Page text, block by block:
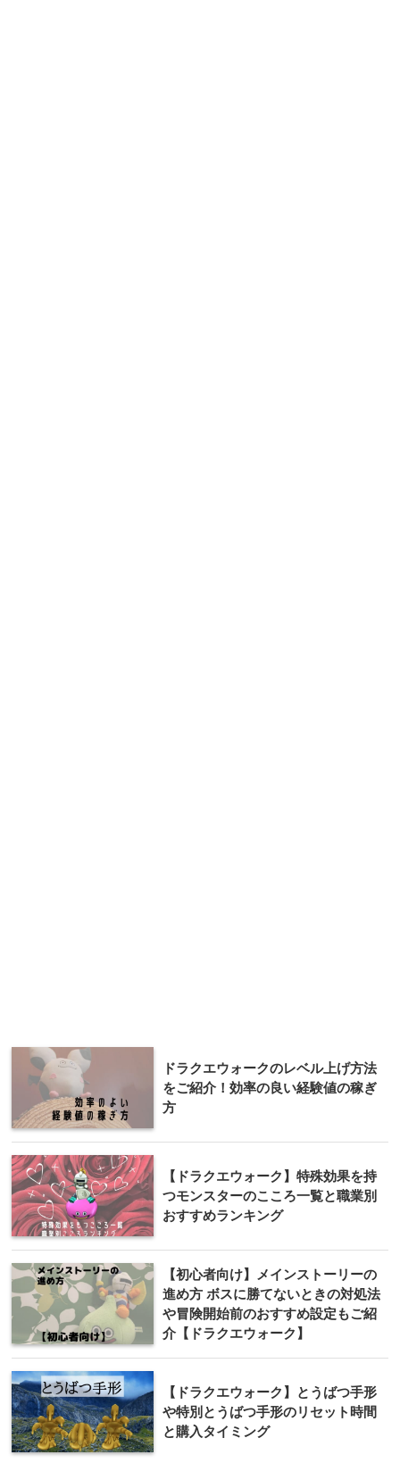
ドラクエウォークのレベル上げ方法
をご紹介！効率の良い経験値の稼ぎ
方
【ドラクエウォーク】特殊効果を持
つモンスターのこころ一覧と職業別
おすすめランキング
【初心者向け】メインストーリーの
進め方 ボスに勝てないときの対処法
や冒険開始前のおすすめ設定もご紹
介【ドラクエウォーク】
【ドラクエウォーク】とうばつ手形
や特別とうばつ手形のリセット時間
と購入タイミング